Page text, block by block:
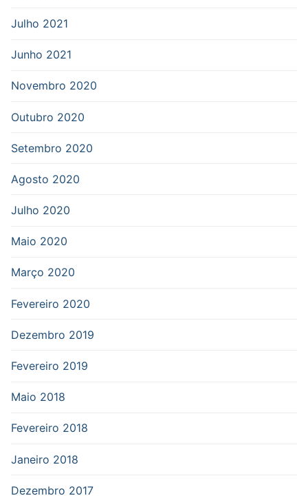
Julho 2021
Junho 2021
Novembro 2020
Outubro 2020
Setembro 2020
Agosto 2020
Julho 2020
Maio 2020
Março 2020
Fevereiro 2020
Dezembro 2019
Fevereiro 2019
Maio 2018
Fevereiro 2018
Janeiro 2018
Dezembro 2017